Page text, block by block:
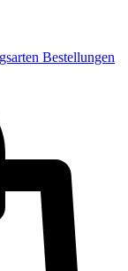
Bestellungen